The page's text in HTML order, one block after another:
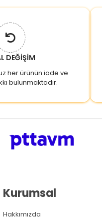
DEĞİŞİM
her ürünün iade ve
bulunmaktadır.
Kurumsal
Hakkımızda